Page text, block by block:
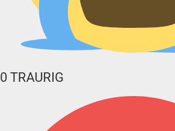
0 TRAURIG